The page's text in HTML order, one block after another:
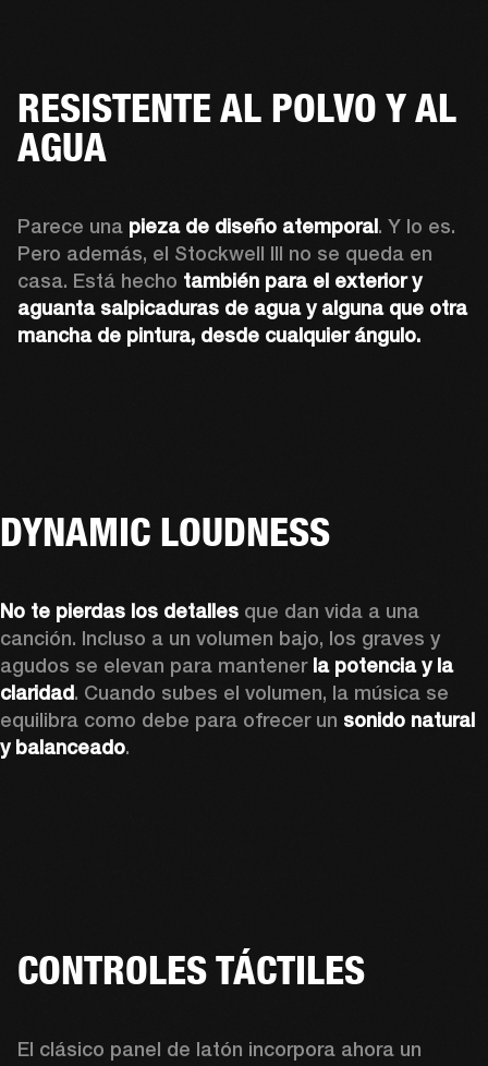
RESISTENTE AL POLVO Y AL
AGUA
Parece una pieza de diseño atemporal. Y lo es.
Pero además, el Stockwell III no se queda en
casa. Está hecho también para el exterior y
aguanta salpicaduras de agua y alguna que otra
mancha de pintura, desde cualquier ángulo.
DYNAMIC LOUDNESS
No te pierdas los detalles que dan vida a una
canción. Incluso a un volumen bajo, los graves y
agudos se elevan para mantener la potencia y la
claridad. Cuando subes el volumen, la música se
equilibra como debe para ofrecer un sonido natural
y balanceado.
CONTROLES TÁCTILES
El clásico panel de latón incorpora ahora un